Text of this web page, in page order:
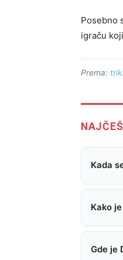
Posebno
igraču
Prema:
Kada
Kako
Gde je